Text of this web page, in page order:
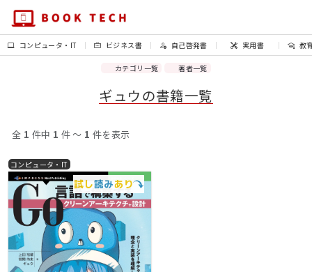
コンピュータ・IT ビジネス書 自己啓発書 実用書 教
カテゴリ一覧 著者一覧
ギュウの書籍一覧
全 1 件中 1 件 〜 1 件を表示
コンピュータ・IT